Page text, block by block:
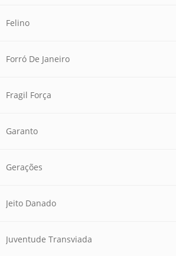
Felino
Forró De Janeiro
Fragil Força
Garanto
Gerações
Jeito Danado
Juventude Transviada